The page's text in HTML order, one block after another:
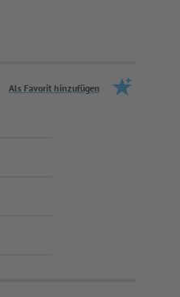
Als Favorit hinzufügen